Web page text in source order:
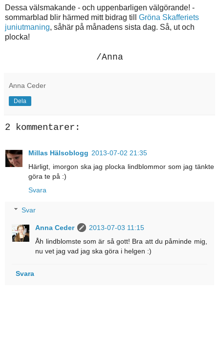
Dessa välsmakande - och uppenbarligen välgörande! -
sommarblad blir härmed mitt bidrag till Gröna Skafferiets
juniutmaning, såhär på månadens sista dag. Så, ut och
plocka!
/Anna
Anna Ceder
Dela
2 kommentarer:
Millas Hälsoblogg 2013-07-02 21:35
Härligt, imorgon ska jag plocka lindblommor som jag tänkte
göra te på :)
Svara
Svar
Anna Ceder
2013-07-03 11:15
Åh lindblomste som är så gott! Bra att du påminde mig,
nu vet jag vad jag ska göra i helgen :)
Svara